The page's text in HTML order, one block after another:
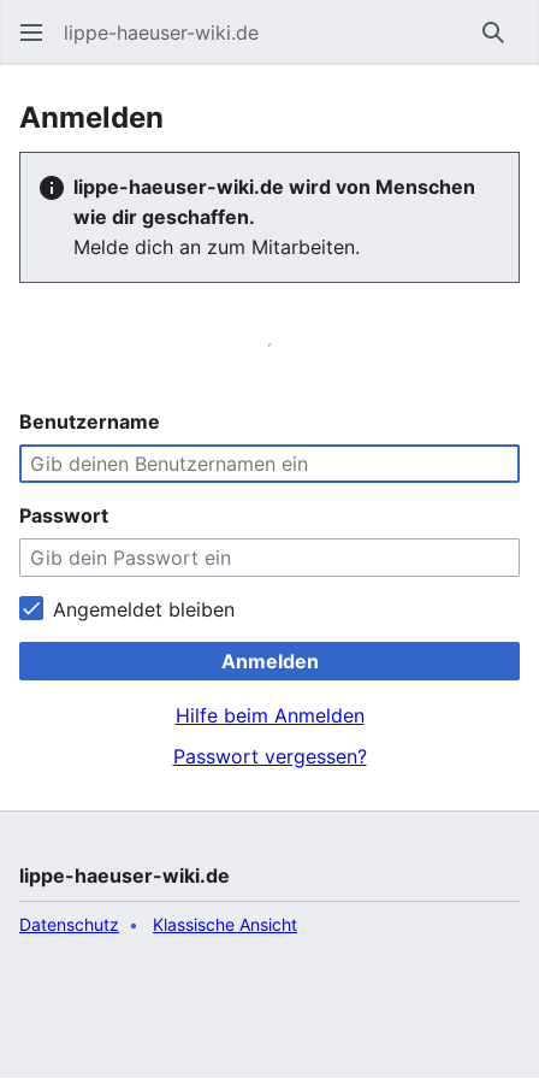
lippe-haeuser-wiki.de
Anmelden
lippe-haeuser-wiki.de wird von Menschen
wie dir geschaffen.
Melde dich an zum Mitarbeiten.
Benutzername
Passwort
Angemeldet bleiben
Anmelden
Hilfe beim Anmelden
Passwort vergessen?
lippe-haeuser-wiki.de
Datenschutz Klassische Ansicht